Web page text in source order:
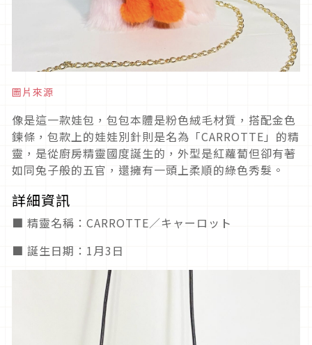
圖片來源
像是這一款娃包，包包本體是粉色絨毛材質，搭配金色
鍊條，包款上的娃娃別針則是名為「CARROTTE」的精
靈，是從廚房精靈國度誕生的，外型是紅蘿蔔但卻有著
如同兔子般的五官，還擁有一頭上柔順的綠色秀髮。
詳細資訊
■ 精靈名稱：CARROTTE／キャーロット
■ 誕生日期：1月3日